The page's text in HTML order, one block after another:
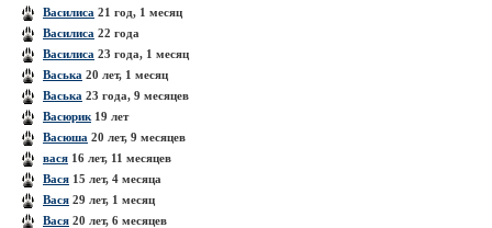
Василиса 21 год, 1 месяц
Василиса 22 года
Василиса 23 года, 1 месяц
Васька 20 лет, 1 месяц
Васька 23 года, 9 месяцев
Васюрик 19 лет
Васюша 20 лет, 9 месяцев
вася 16 лет, 11 месяцев
Вася 15 лет, 4 месяца
Вася 29 лет, 1 месяц
Вася 20 лет, 6 месяцев